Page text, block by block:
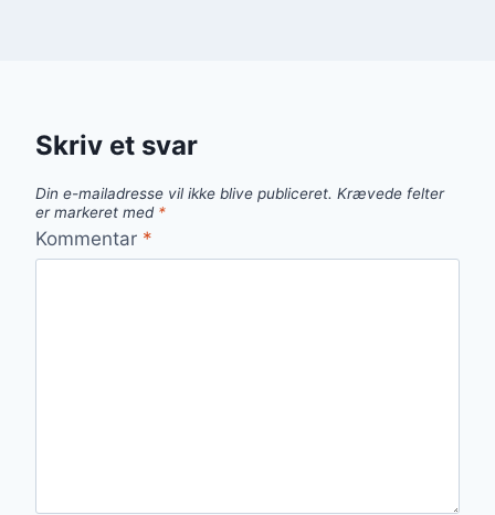
Skriv et svar
Din e-mailadresse vil ikke blive publiceret. Krævede felter
er markeret med *
Kommentar *